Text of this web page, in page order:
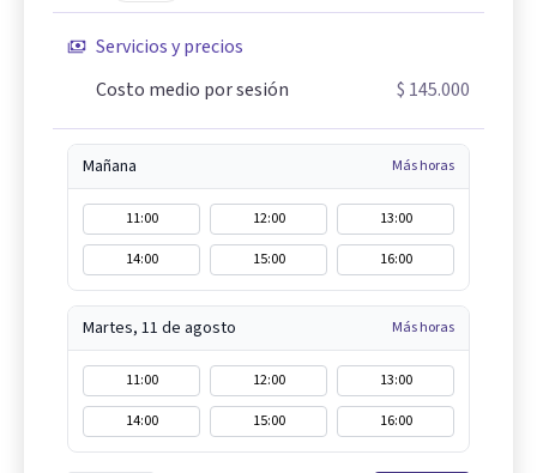
Servicios y precios
Costo medio por sesión
$ 145.000
Mañana Más horas
11:00 12:00
13:00
14:00
15:00 16:00
Martes, 11 de agosto Más horas
11:00 12:00
13:00
14:00
15:00 16:00